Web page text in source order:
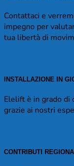
Contattaci e
impegno per
tua libertà di
INSTALLAZIONE IN
Elelift è in grado di
grazie ai nostri
CONTRIBUTI